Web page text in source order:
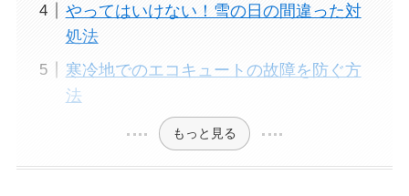
やってはいけない！雪の日の間違った対
処法
寒冷地でのエコキュートの故障を防ぐ方
法
もっと見る